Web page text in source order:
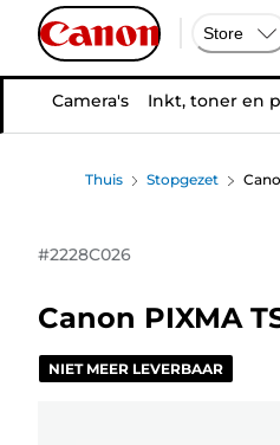
Store
Camera's Inkt, toner en
Thuis Stopgezet
#2228C026
Canon PIXMA
NIET MEER LEVERBAAR